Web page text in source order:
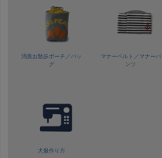
消臭お散歩ポーチ／バッ
グ
マナーベルト／ マナーパ
ンツ
犬服作り方